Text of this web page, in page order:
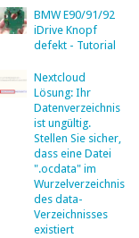
BMW E90/91/92
iDrive Knopf
defekt - Tutorial
Nextcloud
Lösung: Ihr
Datenverzeichnis
ist ungültig.
Stellen Sie sicher,
dass eine Datei
".ocdata" im
Wurzelverzeichnis
des data-
Verzeichnisses
existiert